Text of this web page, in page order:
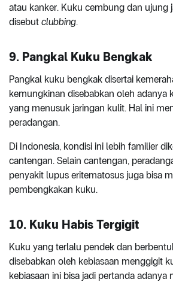
atau kanker. Kuku cembung dan ujung
disebut clubbing.
9. Pangkal Kuku Bengkak
Pangkal kuku bengkak disertai
kemungkinan disebabkan oleh adanya
yang menusuk jaringan kulit. Hal ini
peradangan.
Di Indonesia, kondisi ini lebih familier
cantengan. Selain cantengan,
penyakit lupus eritematosus juga bisa
pembengkakan kuku.
10. Kuku Habis Tergigit
Kuku yang terlalu pendek dan
disebabkan oleh kebiasaan menggigit
kebiasaan ini bisa jadi pertanda adanya